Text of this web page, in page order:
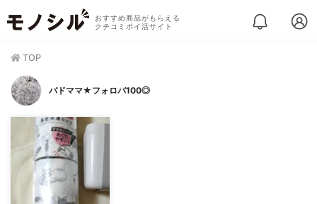
おすすめ商品がもらえる
クチコミポイ活サイト
TOP
バドママ★フォロバ100◎